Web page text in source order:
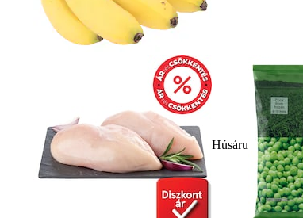
Húsáru